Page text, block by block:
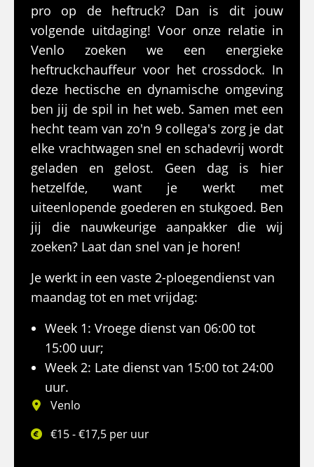
pro op de heftruck? Dan is dit jouw
volgende uitdaging! Voor onze relatie in
Venlo zoeken we een energieke
heftruckchauffeur voor het crossdock. In
deze hectische en dynamische omgeving
ben jij de spil in het web. Samen met een
hecht team van zo'n 9 collega's zorg je dat
elke vrachtwagen snel en schadevrij wordt
geladen en gelost. Geen dag is hier
hetzelfde, want je werkt met
uiteenlopende goederen en stukgoed. Ben
jij die nauwkeurige aanpakker die wij
zoeken? Laat dan snel van je horen!
Je werkt in een vaste 2-ploegendienst van
maandag tot en met vrijdag:
Week 1: Vroege dienst van 06:00 tot
15:00 uur;
Week 2: Late dienst van 15:00 tot 24:00
uur.
Venlo
€15 - €17,5 per uur